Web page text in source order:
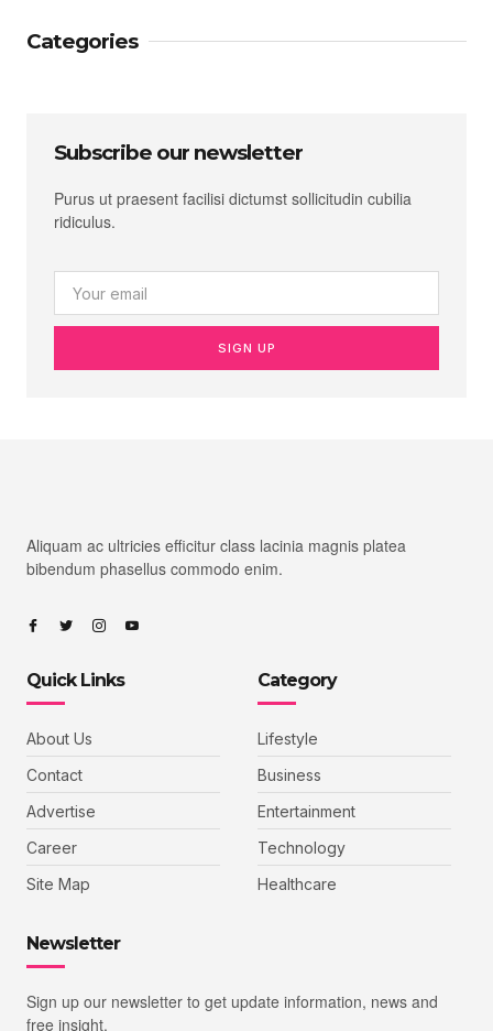
Categories
Subscribe our newsletter
Purus ut praesent facilisi dictumst sollicitudin cubilia
ridiculus.
SIGN UP
Aliquam ac ultricies efficitur class lacinia magnis platea
bibendum phasellus commodo enim.
Quick Links
About Us
Contact
Advertise
Career
Site Map
Category
Lifestyle
Business
Entertainment
Technology
Healthcare
Newsletter
Sign up our newsletter to get update information, news and
free insight.